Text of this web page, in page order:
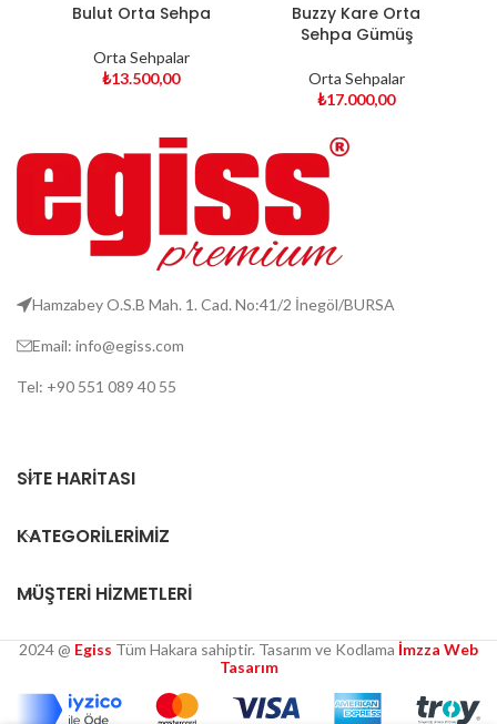
Tek Tıkla Ödeme Kolaylığı
Bulut Orta Sehpa
Orta Sehpalar
₺13.500,00
Buzzy Kare Orta
Sehpa Gümüş
Orta Sehpalar
₺17.000,00
Hamzabey O.S.B Mah. 1. Cad. No:41/2 İnegöl/BURSA
Email: info@egiss.com
Tel: +90 551 089 40 55
SITE HARITASI
KATEGORILERIMIZ
MÜŞTERI HIZMETLERI
2024 @ Egiss Tüm Hakara sahiptir. Tasarım ve Kodlama İmzza Web
Tasarım